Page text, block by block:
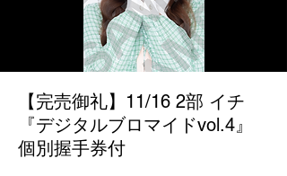
【完売御礼】11/16 2部 イチ
『デジタルブロマイドvol.4』
個別握手券付